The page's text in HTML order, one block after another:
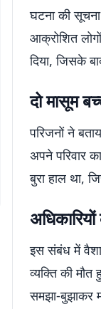
घटना की
आक्रोशित
दिया, जिसके
दो मासूम
परिजनों ने
अपने परिवार
बुरा हाल था,
इस संबंध में
व्यक्ति की
समझा-बुझाकर